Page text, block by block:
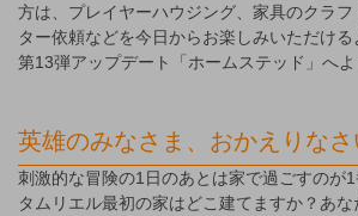
方は、プレイヤーハウジング、家具のクラフ
ター依頼などを今日からお楽しみいただける
第13弾アップデート「ホームステッド」へよ
英雄のみなさま、おかえりなさ
刺激的な冒険の1日のあとは家で過ごすのが1
タムリエル最初の家はどこ建てますか？あ